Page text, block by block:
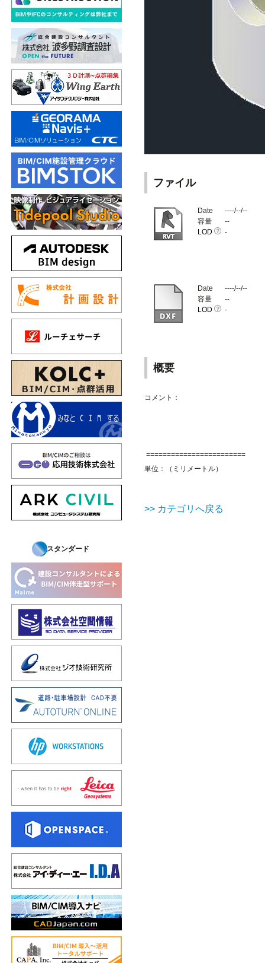
スタンダード
ファイル
Date
----/--/--
容量
--
LOD
-
Date
----/--/--
容量
--
LOD
-
概要
コメント：
========================
単位：（ミリメートル）
>> カテゴリへ戻る